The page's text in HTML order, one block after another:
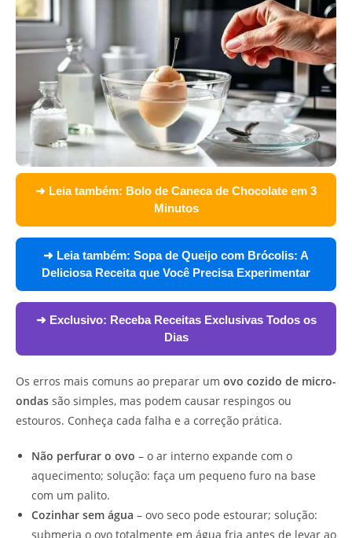
➜ Leia também: Bolo de Caneca de Chocolate em 3
Minutos
➜ Leia também: Sopa de Queijo com Brócolis: A
Deliciosa Receita que Você Precisa Experimentar
➜ Exclusivo: Receba Receitas Exclusivas Todos os
Dias
Os erros mais comuns ao preparar um ovo cozido de micro-
ondas são simples, mas podem causar respingos ou
estouros. Conheça cada falha e a correção prática.
Não perfurar o ovo – o ar interno expande com o
aquecimento; solução: faça um pequeno furo na base
com um palito.
Cozinhar sem água – ovo seco pode estourar; solução:
submerja o ovo totalmente em água fria antes de levar ao